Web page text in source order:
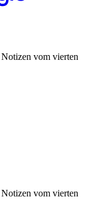
vom vierten
vom vierten